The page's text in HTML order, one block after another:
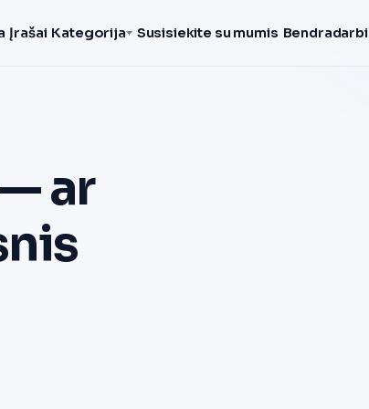
Įrašai Kategorija Susisiekite su mumis
ar